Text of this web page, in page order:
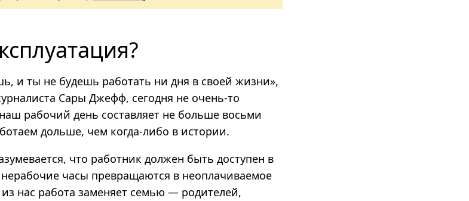
и ты не будешь работать ни дня в своей жизни»,
Сары Джефф, сегодня не очень-то
рабочий день составляет не больше восьми
дольше, чем когда-либо в истории.
что работник должен быть доступен в
часы превращаются в неоплачиваемое
нас работа заменяет семью — родителей,